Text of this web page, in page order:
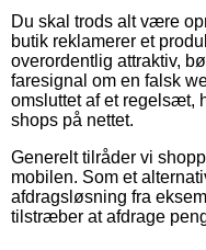
Du skal trods alt være
butik reklamerer et
overordentlig attraktiv,
faresignal om en falsk
omsluttet af et regelsæt,
shops på nettet.
Generelt tilråder vi
mobilen. Som et
afdragsløsning fra
tilstræber at afdrage